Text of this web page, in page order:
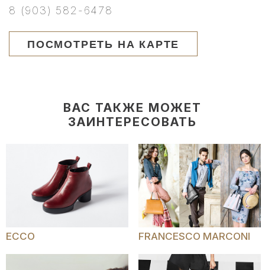
8 (903) 582-6478
ПОСМОТРЕТЬ НА КАРТЕ
ВАС ТАКЖЕ МОЖЕТ
ЗАИНТЕРЕСОВАТЬ
ECCO FRANCESCO MARCONI